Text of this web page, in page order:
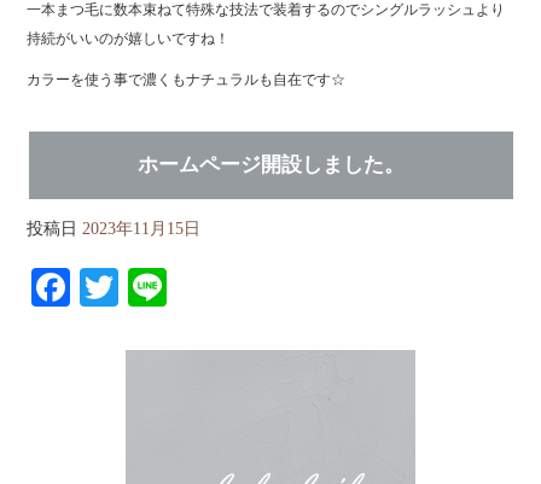
一本まつ毛に数本束ねて特殊な技法で装着するのでシングルラッシュより
持続がいいのが嬉しいですね！
カラーを使う事で濃くもナチュラルも自在です☆
ホームページ開設しました。
投稿日 2023年11月15日
Fa T
tte